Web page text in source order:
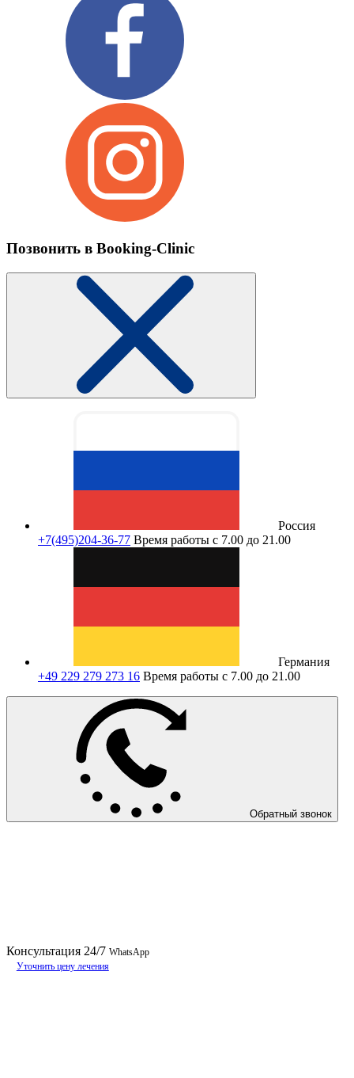
Позвонить в Booking-Clinic
Россия
+7(495)204-36-77 Время работы с 7.00 до 21.00
Германия
+49 229 279 273 16 Время работы с 7.00 до 21.00
Обратный звонок
Консультация 24/7 WhatsApp
Уточнить цену лечения